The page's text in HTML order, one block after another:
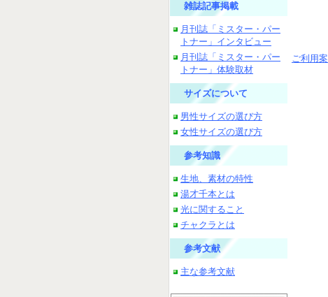
雑誌記事掲載
月刊誌「ミスター・パー
トナー」インタビュー
月刊誌「ミスター・パー
トナー」体験取材
サイズについて
男性サイズの選び方
女性サイズの選び方
参考知識
生地、素材の特性
湯才千本とは
光に関すること
チャクラとは
参考文献
主な参考文献
ご利用